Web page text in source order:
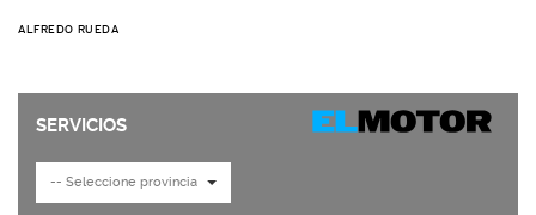
ALFREDO RUEDA